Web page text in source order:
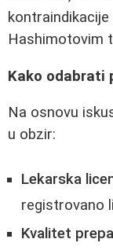
Hashimotovim
Kako odabrati
Na osnovu
u obzir:
Lekarska
registrovano
Kvalitet